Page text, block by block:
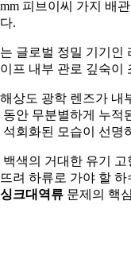
피브이씨 가지 배
.
글로벌 정밀 기기인
프 내부 관로 깊숙이
상도 광학 렌즈가 내
동안 무분별하게 누적
석회화된 모습이 선명
백색의 거대한 유기
려 하류로 가야 할
크대역류문제의 핵